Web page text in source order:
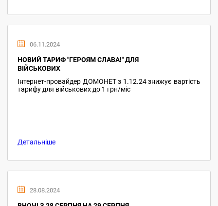
06.11.2024
НОВИЙ ТАРИФ "ГЕРОЯМ СЛАВА!" ДЛЯ
ВІЙСЬКОВИХ
Інтернет-провайдер ДОМОНЕТ з 1.12.24 знижує вартість
тарифу для військових до 1 грн/міс
Детальніше
28.08.2024